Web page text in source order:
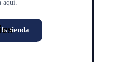
aquí.
tienda